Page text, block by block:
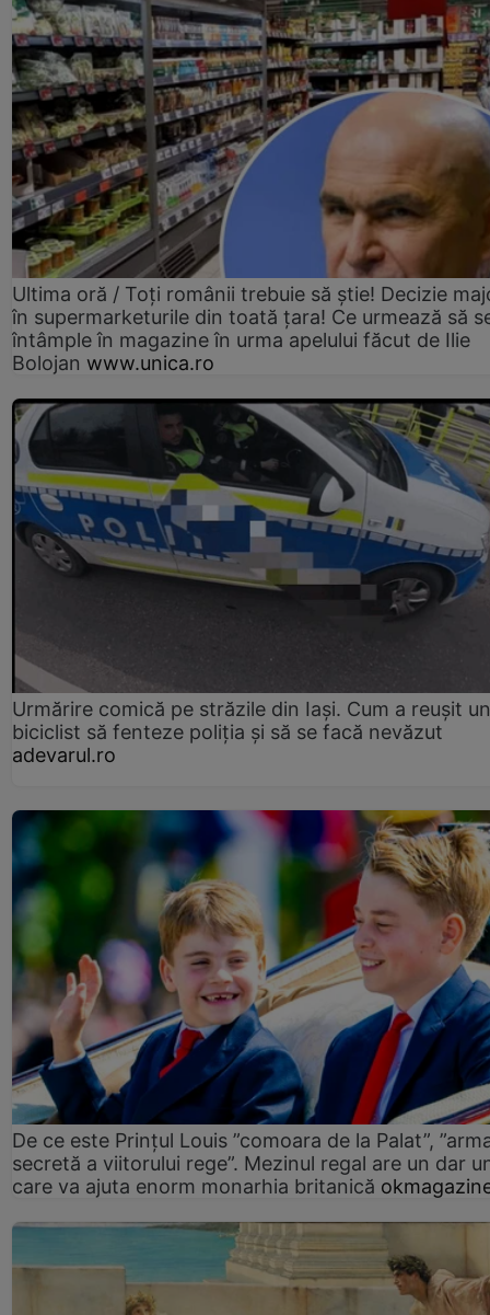
Ultima oră / Toți românii trebuie să știe! Decizie
în supermarketurile din toată țara! Ce urmează să
întâmple în magazine în urma apelului făcut de Ilie
Bolojan www.unica.ro
Urmărire comică pe străzile din Iași. Cum a reușit un
biciclist să fenteze poliția și să se facă nevăzut
adevarul.ro
De ce este Prințul Louis ”comoara de la Palat”,
secretă a viitorului rege”. Mezinul regal are un dar
care va ajuta enorm monarhia britanică